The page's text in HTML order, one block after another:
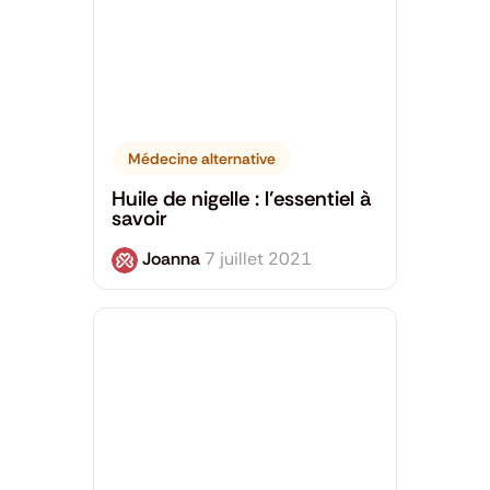
Médecine alternative
Huile de nigelle : l’essentiel à
savoir
Joanna 7 juillet 2021